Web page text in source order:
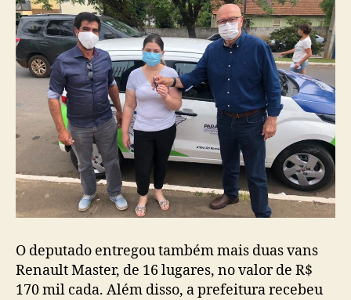
O deputado entregou também mais duas vans
Renault Master, de 16 lugares, no valor de R$
170 mil cada. Além disso, a prefeitura recebeu